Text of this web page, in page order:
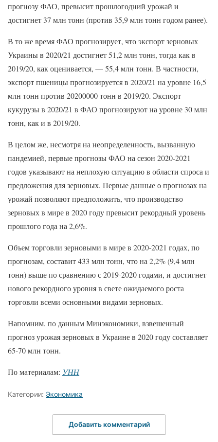
прогнозу ФАО, превысит прошлогодний урожай и
достигнет 37 млн тонн (против 35,9 млн тонн годом ранее).
В то же время ФАО прогнозирует, что экспорт зерновых
Украины в 2020/21 достигнет 51,2 млн тонн, тогда как в
2019/20, как оценивается, — 55,4 млн тонн. В частности,
экспорт пшеницы прогнозируется в 2020/21 на уровне 16,5
млн тонн против 20200000 тонн в 2019/20. Экспорт
кукурузы в 2020/21 в ФАО прогнозируют на уровне 30 млн
тонн, как и в 2019/20.
В целом же, несмотря на неопределенность, вызванную
пандемией, первые прогнозы ФАО на сезон 2020-2021
годов указывают на неплохую ситуацию в области спроса и
предложения для зерновых. Первые данные о прогнозах на
урожай позволяют предположить, что производство
зерновых в мире в 2020 году превысит рекордный уровень
прошлого года на 2,6%.
Объем торговли зерновыми в мире в 2020-2021 годах, по
прогнозам, составит 433 млн тонн, что на 2,2% (9,4 млн
тонн) выше по сравнению с 2019-2020 годами, и достигнет
нового рекордного уровня в свете ожидаемого роста
торговли всеми основными видами зерновых.
Напомним, по данным Минэкономики, взвешенный
прогноз урожая зерновых в Украине в 2020 году составляет
65-70 млн тонн.
По материалам: УНН
Категории: Экономика
Добавить комментарий